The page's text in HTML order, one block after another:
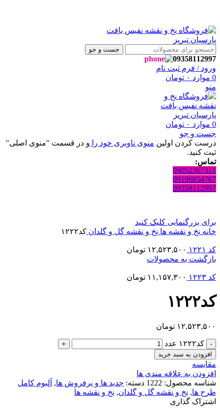
جست و جو
09358112997
ورود / فرم ثبت نام
0 موارد ۰ تومان
منو
0 موارد ۰ تومان
جست و جو
درست کردن اولین منوی ناوبری خود را و در قسمت "منوی اصلی"
ثبت کنید.
تماس:
09052367311
09196854767
09358112997
برای بزرگنمایی کلیک کنید
خانه نخ و نقشه ها نخ و نقشه گل و گلدان کد۱۲۲۲
کد ۱۲۲۱ ۱۲,۵۲۳,۵۰۰ تومان
بازگشت به محصولات
کد ۱۲۲۳ ۱۱,۱۵۷,۳۰۰ تومان
کد۱۲۲۲
۱۲,۵۲۳,۵۰۰ تومان
کد۱۲۲۲ عدد
افزودن به سبد خرید
مقایسه
افزودن به علاقه مندی ها
شناسه محصول: 1222 دسته: جدید ها و پرفروش ها, آلبوم کامل
طرح ها, نخ و نقشه گل و گلدان, نخ و نقشه ها
اشتراک گذاری